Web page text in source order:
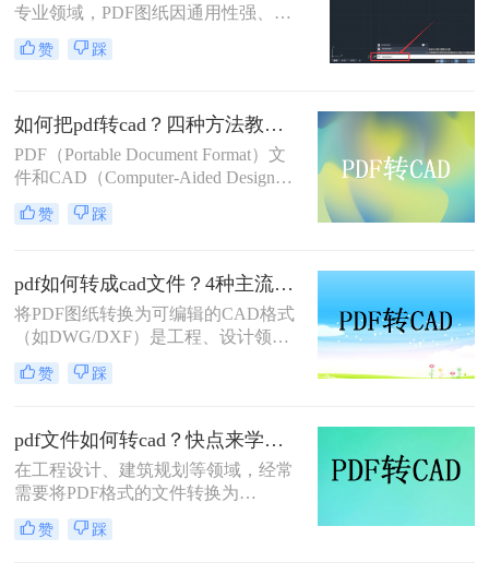
专业领域，PDF图纸因通用性强、防
篡改特性成为交付与存档的“标准语
言”。然而，当面临深化设计、BIM整
（DWG/DXF格式） 成为工程师的高
频刚需。
赞 踩
如何把pdf转cad？四种方法教你快速转换！
PDF（Portable Document Format）文
件和CAD（Computer-Aided Design）
文件在各自的领域内扮演着重要角
色。PDF文件因其跨平台、格式固定
图等领域。在某些情况下，我们需要
将PDF文件中的图纸转换为CAD格式
以便进行编辑和修改。那么如何把pdf
转cad呢？本文将详细介绍四种将PDF
转换为CAD的方法。
赞 踩
pdf如何转成cad文件？4种主流方法详解！
将PDF图纸转换为可编辑的CAD格式
（如DWG/DXF）是工程、设计领域
的常见需求。由于PDF与CAD文件的
结构差异较大，转换过程可能面临信
cad文件呢？本文整理四种主流方法，
助您高效完成转换。
赞 踩
pdf文件如何转cad？快点来学一下这三个方法吧
在工程设计、建筑规划等领域，经常
需要将PDF格式的文件转换为
CAD（计算机辅助设计）格式，以便
进行更深入的编辑和修改。那么pdf文
赞 踩